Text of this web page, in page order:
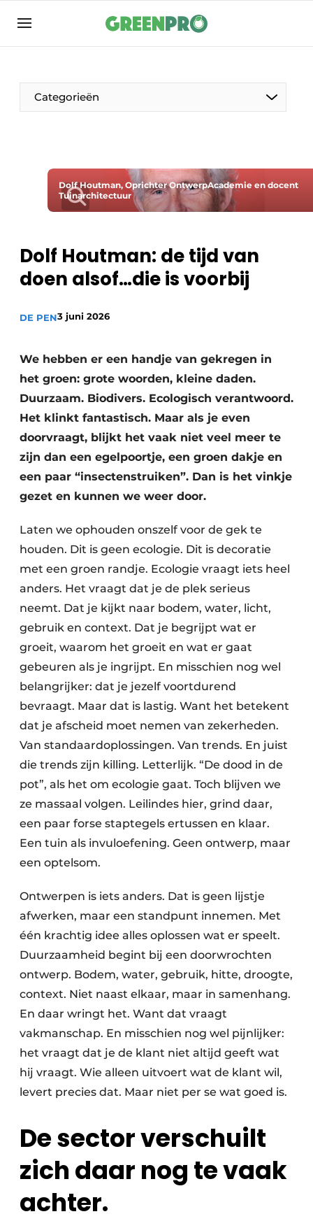
Aanmelden
Bedrijven
Contact
Groen in de zorg
Home
Nieuwsbrief
Podcasts
Vacature aanmelden
Vacatures
Video’s
Categorieën
Dolf Houtman, Oprichter OntwerpAcademie en docent
Tuinarchitectuur
Dolf Houtman: de tijd van
doen alsof…die is voorbij
DE PEN3 juni 2026
We hebben er een handje van gekregen in
het groen: grote woorden, kleine daden.
Duurzaam. Biodivers. Ecologisch verantwoord.
Het klinkt fantastisch. Maar als je even
doorvraagt, blijkt het vaak niet veel meer te
zijn dan een egelpoortje, een groen dakje en
een paar “insectenstruiken”. Dan is het vinkje
gezet en kunnen we weer door.
Laten we ophouden onszelf voor de gek te
houden. Dit is geen ecologie. Dit is decoratie
met een groen randje. Ecologie vraagt iets heel
anders. Het vraagt dat je de plek serieus
neemt. Dat je kijkt naar bodem, water, licht,
gebruik en context. Dat je begrijpt wat er
groeit, waarom het groeit en wat er gaat
gebeuren als je ingrijpt. En misschien nog wel
belangrijker: dat je jezelf voortdurend
bevraagt. Maar dat is lastig. Want het betekent
dat je afscheid moet nemen van zekerheden.
Van standaardoplossingen. Van trends. En juist
die trends zijn killing. Letterlijk. “De dood in de
pot”, als het om ecologie gaat. Toch blijven we
ze massaal volgen. Leilindes hier, grind daar,
een paar forse staptegels ertussen en klaar.
Een tuin als invuloefening. Geen ontwerp, maar
een optelsom.
Ontwerpen is iets anders. Dat is geen lijstje
afwerken, maar een standpunt innemen. Met
één krachtig idee alles oplossen wat er speelt.
Duurzaamheid begint bij een doorwrochten
ontwerp. Bodem, water, gebruik, hitte, droogte,
context. Niet naast elkaar, maar in samenhang.
En daar wringt het. Want dat vraagt
vakmanschap. En misschien nog wel pijnlijker:
het vraagt dat je de klant niet altijd geeft wat
hij vraagt. Wie alleen uitvoert wat de klant wil,
levert precies dat. Maar niet per se wat goed is.
De sector verschuilt
zich daar nog te vaak
achter.